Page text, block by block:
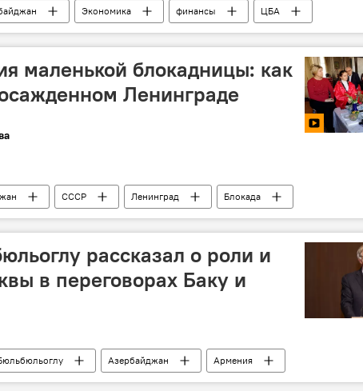
Экономика финансы
ЦБА
активность Fitch Ratings
маленькой блокадницы: как
Ленинграде
СССР Ленинград
Блокада
фашизм Годовщина выживание
рассказал о роли и
в переговорах Баку и
Азербайджан
Армения
Россия Москва
переговорная площадка